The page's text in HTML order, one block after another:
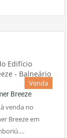
Venda
Breeze
venda no
Breeze em